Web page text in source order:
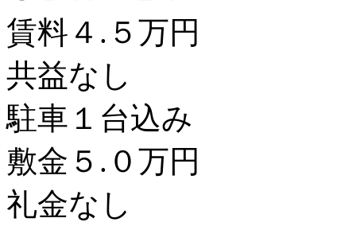
賃料４.５万円
共益なし
駐車１台込み
敷金５.０万円
礼金なし